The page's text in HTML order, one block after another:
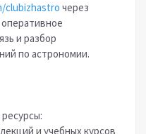
clubizhastro через
и разбор
по астрономии.
и учебных курсов